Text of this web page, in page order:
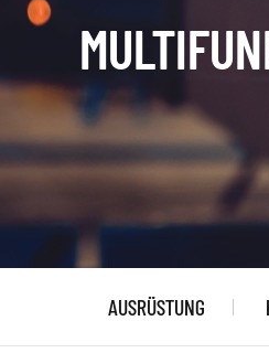
AUSRÜSTUNG